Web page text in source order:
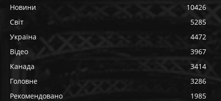
Новини
10426
Світ
5285
Україна
4472
Відео
3967
Канада
3414
Головне
3286
Рекомендовано
1985